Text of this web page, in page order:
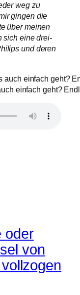
weg zu
gingen die
über meinen
sich eine drei-
und deren
einfach geht?
oder
von